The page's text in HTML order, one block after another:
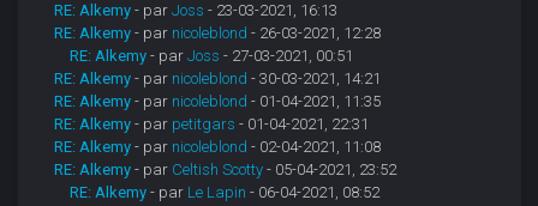
RE: Alkemy - parJoss - 23-03-2021, 16:13
RE: Alkemy - par nicoleblond - 26-03-2021, 12:28
RE: Alkemy - parJoss - 27-03-2021, 00:51
RE: Alkemy - par nicoleblond - 30-03-2021, 14:21
RE: Alkemy - par nicoleblond - 01-04-2021, 11:35
RE: Alkemy - par petitgars - 01-04-2021, 22:31
RE: Alkemy - par nicoleblond - 02-04-2021, 11:08
RE: Alkemy - par Celtish Scotty - 05-04-2021, 23:52
RE: Alkemy - par Le Lapin - 06-04-2021, 08:52